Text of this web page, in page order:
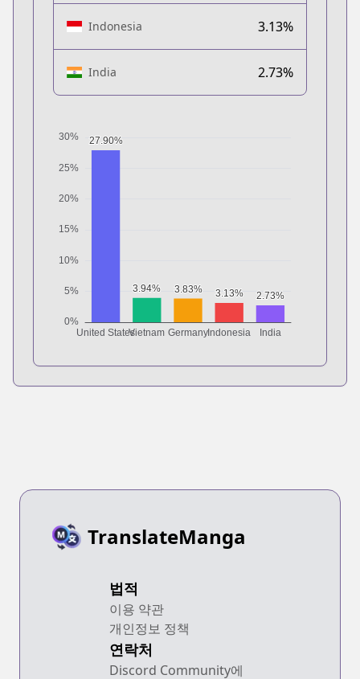
Indonesia 3.13%
India 2.73%
TranslateManga
법적
이용 약관
개인정보 정책
연락처
Discord Community에